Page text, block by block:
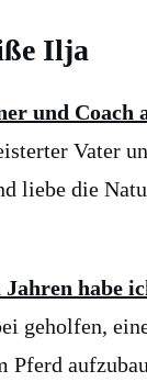
Ilja
und Coach
Vater
liebe die
Jahren habe
geholfen,
Pferd